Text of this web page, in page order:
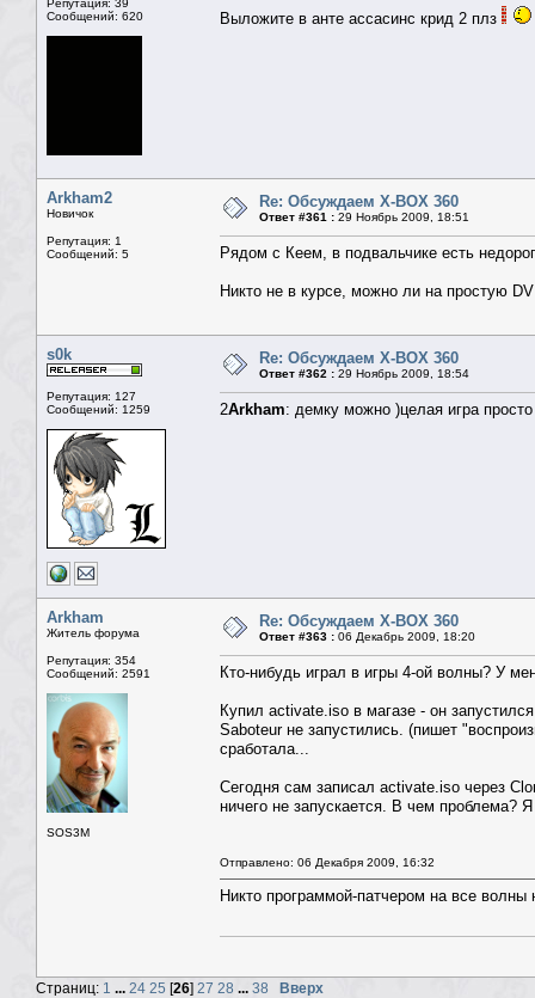
Репутация: 39
Сообщений: 620
Выложите в анте ассасинс крид 2 плз
Arkham2
Новичок
Репутация: 1
Сообщений: 5
Re: Обсуждаем X-BOX 360
Ответ #361 : 29 Ноябрь 2009, 18:51
Рядом с Кеем, в подвальчике есть
Никто не в курсе, можно ли на простую
s0k
Репутация: 127
Сообщений: 1259
Re: Обсуждаем X-BOX 360
Ответ #362 : 29 Ноябрь 2009, 18:54
2Arkham: демку можно )целая игра
Arkham
Житель форума
Репутация: 354
Сообщений: 2591
SOS3M
Re: Обсуждаем X-BOX 360
Ответ #363 : 06 Декабрь 2009, 18:20
Кто-нибудь играл в игры 4-ой волны? У
Купил activate.iso в магазе - он
Saboteur не запустились. (пишет
сработала...
Сегодня сам записал activate.iso через
ничего не запускается. В чем проблема?
Отправлено: 06 Декабря 2009, 16:32
Никто программой-патчером на все волны
Страниц: 1 ... 24 25 [26] 27 28 ... 38 Вверх